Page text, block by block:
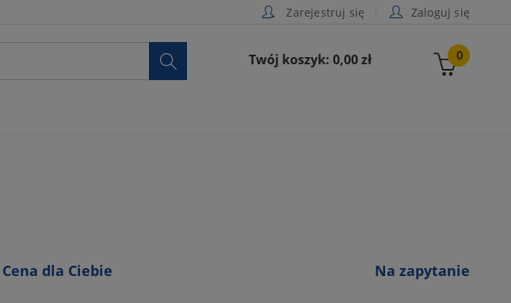
Zarejestruj się Zaloguj się
0
Twój koszyk: 0,00 zł

Cena dla Ciebie Na zapytanie